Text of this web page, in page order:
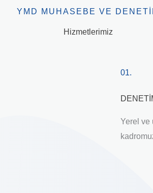
YMD MUHASEBE VE
Hizmetlerimiz
01.
Yerel ve